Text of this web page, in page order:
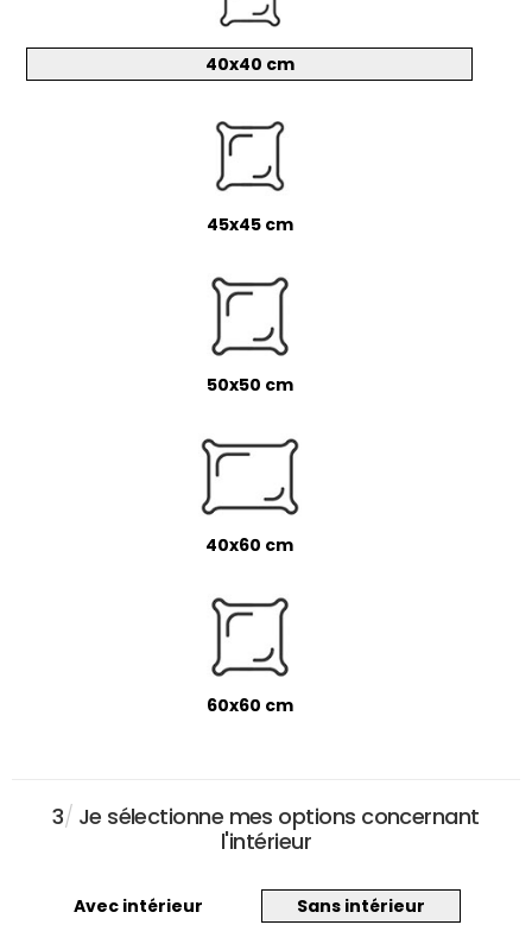
40x40 cm
45x45 cm
50x50 cm
40x60 cm
60x60 cm
3/ Je sélectionne mes options concernant
l'intérieur
Avec intérieur Sans intérieur